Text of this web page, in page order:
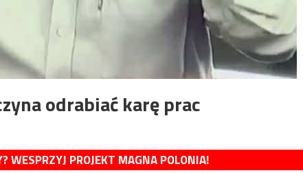
odrabiać karę prac
WESPRZYJ PROJEKT MAGNA POLONIA!